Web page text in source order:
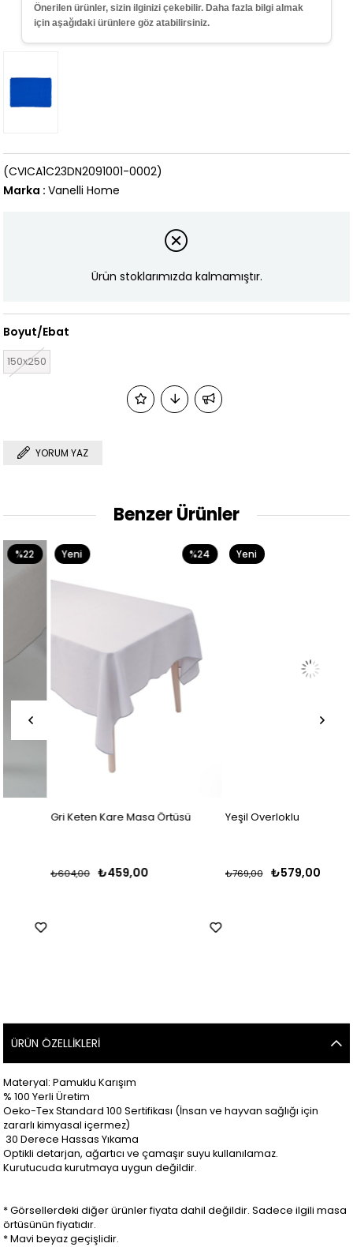
Önerilen ürünler, sizin ilginizi çekebilir. Daha fazla bilgi almak
için aşağıdaki ürünlere göz atabilirsiniz.
(CVICA1C23DN2091001-0002)
Marka : Vanelli Home
Ürün stoklarımızda kalmamıştır.
Boyut/Ebat
150x250
YORUM YAZ
Benzer Ürünler
Gri Keten Kare Masa Örtüsü
₺459,00
Yeni
Yeşil Overloklu
₺579,00
Yeni
ÜRÜN ÖZELLIKLERI
Materyal: Pamuklu Karışım
% 100 Yerli Üretim
Oeko-Tex Standard 100 Sertifikası (İnsan ve hayvan sağlığı için
zararlı kimyasal içermez)
30 Derece Hassas Yıkama
Optikli detarjan, ağartıcı ve çamaşır suyu kullanılamaz.
Kurutucuda kurutmaya uygun değildir.
* Görsellerdeki diğer ürünler fiyata dahil değildir. Sadece ilgili masa
örtüsünün fiyatıdır.
* Mavi beyaz geçişlidir.